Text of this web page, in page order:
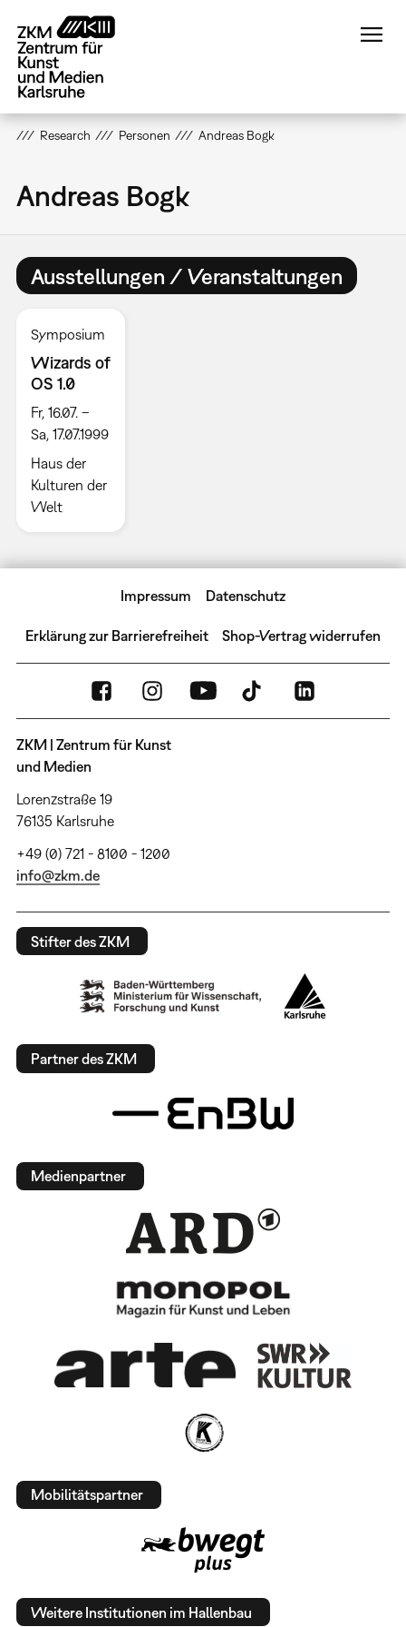
zum
Inhalt
Research Personen Andreas Bogk
Andreas Bogk
Ausstellungen / Veranstaltungen
Symposium
Wizards of
OS 1.0
Fr, 16.07. –
Sa, 17.07.1999
Haus der
Kulturen der
Welt
Impressum Datenschutz
Erklärung zur Barrierefreiheit Shop-Vertrag widerrufen
ZKM | Zentrum für Kunst
und Medien
Lorenzstraße 19
76135 Karlsruhe
+49 (0) 721 - 8100 - 1200
info@zkm.de
Stifter des ZKM
Partner des ZKM
Medienpartner
Mobilitätspartner
Weitere Institutionen im Hallenbau